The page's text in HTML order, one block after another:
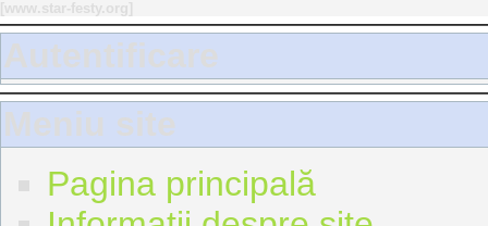
Autentificare
Meniu site
Pagina principală